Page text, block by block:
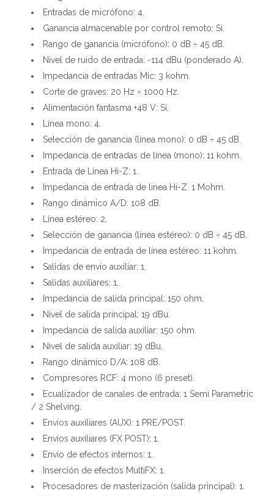
Entradas de micrófono: 4.
Ganancia almacenable por control remoto: Sí.
Rango de ganancia (micrófono): 0 dB ÷ 45 dB.
Nivel de ruido de entrada: -114 dBu (ponderado A).
Impedancia de entradas Mic: 3 kohm.
Corte de graves: 20 Hz ÷ 1000 Hz.
Alimentación fantasma +48 V: Sí.
Línea mono: 4.
Selección de ganancia (línea mono): 0 dB ÷ 45 dB.
Impedancia de entradas de línea (mono): 11 kohm.
Entrada de Línea Hi-Z: 1.
Impedancia de entrada de linea Hi-Z: 1 Mohm.
Rango dinámico A/D: 108 dB.
Línea estéreo: 2.
Selección de ganancia (línea estéreo): 0 dB ÷ 45 dB.
Impedancia de entrada de línea estéreo: 11 kohm.
Salidas de envío auxiliar: 1.
Salidas auxiliares: 1.
Impedancia de salida principal: 150 ohm.
Nivel de salida principal: 19 dBu.
Impedancia de salida auxiliar: 150 ohm.
Nivel de salida auxiliar: 19 dBu.
Rango dinámico D/A: 108 dB.
Compresores RCF: 4 mono (6 preset).
Ecualizador de canales de entrada: 1 Semi Parametric
/ 2 Shelving.
Envíos auxiliares (AUX): 1 PRE/POST.
Envíos auxiliares (FX POST): 1.
Envío de efectos internos: 1.
Inserción de efectos MultiFX: 1.
Procesadores de masterización (salida principal): 1.